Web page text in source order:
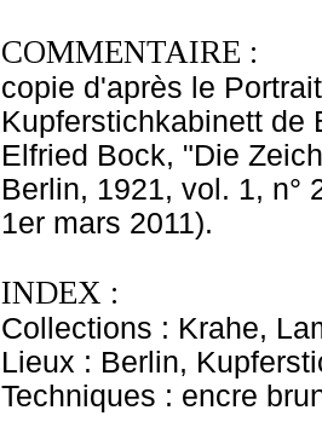
COMMENTAIRE :
copie d'après le
Kupferstichkabinett de
Elfried Bock, "Die
Berlin, 1921, vol. 1, n°
1er mars 2011).
INDEX :
Collections : Krahe,
Lieux : Berlin,
Techniques : encre